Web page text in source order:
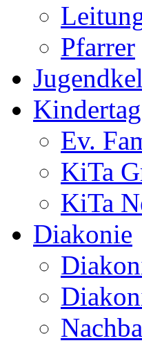
Pfarrer
Ev.
KiTa
KiTa
Diakonie